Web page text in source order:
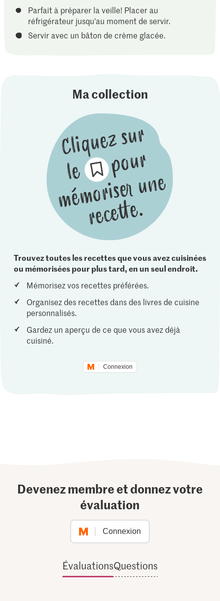
Parfait à préparer la veille! Placer au
réfrigérateur jusqu'au moment de servir.
Servir avec un bâton de crème glacée.
Ma collection
Trouvez toutes les recettes que vous avez cuisinées
ou mémorisées pour plus tard, en un seul endroit.
Mémorisez vos recettes préférées.
Organisez des recettes dans des livres de cuisine
personnalisés.
Gardez un aperçu de ce que vous avez déjà
cuisiné.
Connexion
Devenez membre et donnez votre
évaluation
Connexion
ÉvaluationsQuestions